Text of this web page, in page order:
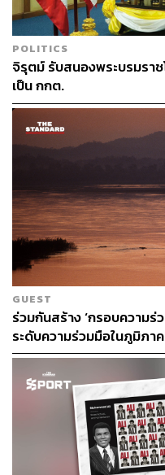
รบิก มีด้วยกัน 12 ชนิดราค
บาท, 5 บาท, 6 บาท, 7 บา
บาท, 50 บาท และ 100 บา
คละทุกชนิดราคารวมกัน ร
จำหน่ายราคา 265 บาท (3
เป็น ‘แสตมป์พระฉายาลัก
ทั้งนี้ ตราไปรษณียากรทั้ง
ที่ทำการไปรษณีย์ทั่วประเ
เป็นต้นไป สอบถามข้อมูลเ
1545 ดูรายละเอียดที่
POLITICS
จิรุตม์ รับสนองพระบรมรา
เป็น กกต.
GUEST
ร่วมกันสร้าง ‘กรอบความร่
ระดับความร่วมมือในภูมิภา